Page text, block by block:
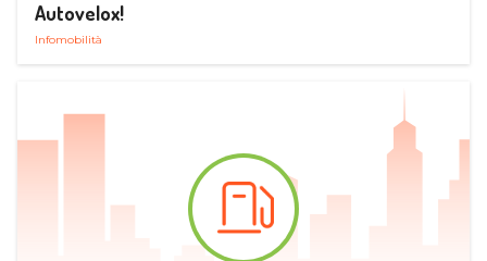
Autovelox!
Infomobilità